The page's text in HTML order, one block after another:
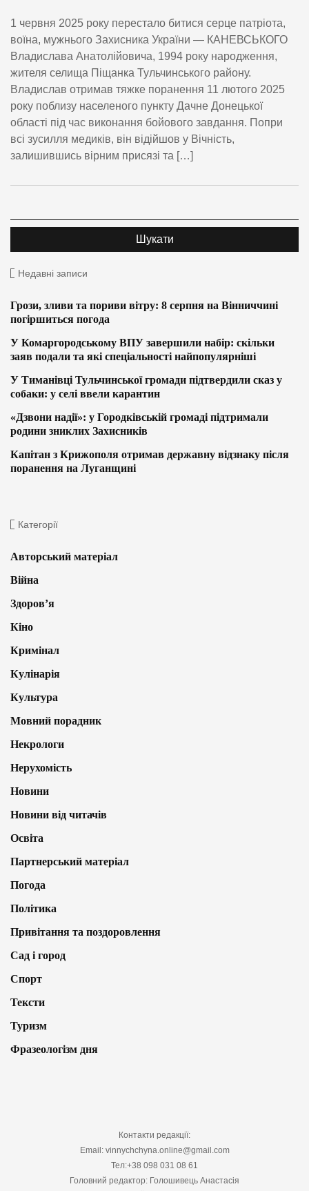
1 червня 2025 року перестало битися серце патріота,
воїна, мужнього Захисника України — КАНЕВСЬКОГО
Владислава Анатолійовича, 1994 року народження,
жителя селища Піщанка Тульчинського району.
Владислав отримав тяжке поранення 11 лютого 2025
року поблизу населеного пункту Дачне Донецької
області під час виконання бойового завдання. Попри
всі зусилля медиків, він відійшов у Вічність,
залишившись вірним присязі та […]
Недавні записи
Грози, зливи та пориви вітру: 8 серпня на Вінниччині
погіршиться погода
У Комаргородському ВПУ завершили набір: скільки
заяв подали та які спеціальності найпопулярніші
У Тиманівці Тульчинської громади підтвердили сказ у
собаки: у селі ввели карантин
«Дзвони надії»: у Городківській громаді підтримали
родини зниклих Захисників
Капітан з Крижополя отримав державну відзнаку після
поранення на Луганщині
Категорії
Авторський матеріал
Війна
Здоров’я
Кіно
Кримінал
Кулінарія
Культура
Мовний порадник
Некрологи
Нерухомість
Новини
Новини від читачів
Освіта
Партнерський матеріал
Погода
Політика
Привітання та поздоровлення
Сад і город
Спорт
Тексти
Туризм
Фразеологізм дня
Контакти редакції:
Email: vinnychchyna.online@gmail.com
Тел:+38 098 031 08 61
Головний редактор: Голошивець Анастасія